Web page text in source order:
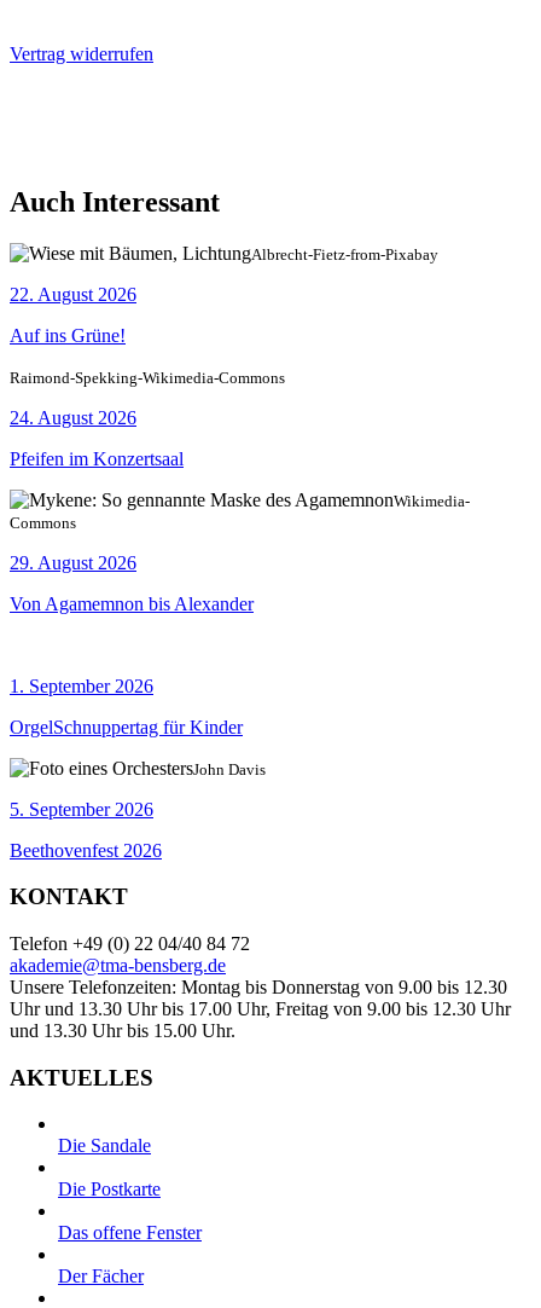
Vertrag widerrufen
Auch Interessant
Albrecht-Fietz-from-Pixabay
22. August 2026
Auf ins Grüne!
Raimond-Spekking-Wikimedia-Commons
24. August 2026
Pfeifen im Konzertsaal
Wikimedia-
Commons
29. August 2026
Von Agamemnon bis Alexander
1. September 2026
OrgelSchnuppertag für Kinder
John Davis
5. September 2026
Beethovenfest 2026
KONTAKT
Telefon +49 (0) 22 04/40 84 72
akademie@tma-bensberg.de
Unsere Telefonzeiten: Montag bis Donnerstag von 9.00 bis 12.30
Uhr und 13.30 Uhr bis 17.00 Uhr, Freitag von 9.00 bis 12.30 Uhr
und 13.30 Uhr bis 15.00 Uhr.
AKTUELLES
Die Sandale
Die Postkarte
Das offene Fenster
Der Fächer